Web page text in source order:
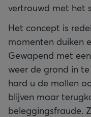
vertrouwd met het
Het concept is
momenten duiken
Gewapend met
weer de grond in
hard u de mollen
blijven maar
beleggingsfraude.